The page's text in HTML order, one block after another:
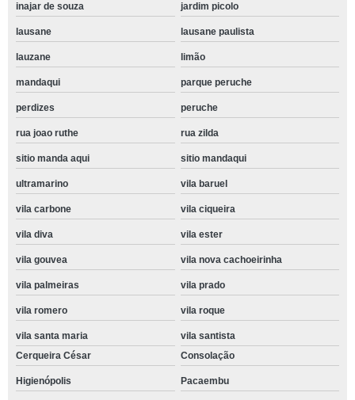
inajar de souza jardim picolo
lausane lausane paulista
lauzane limão
mandaqui parque peruche
perdizes peruche
rua joao ruthe rua zilda
sitio manda aqui sitio mandaqui
ultramarino vila baruel
vila carbone vila ciqueira
vila diva vila ester
vila gouvea vila nova cachoeirinha
vila palmeiras vila prado
vila romero vila roque
vila santa maria
vila santista
Cerqueira César
Consolação
Higienópolis Pacaembu